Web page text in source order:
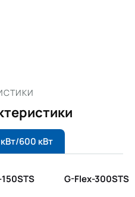
600 кВт
G-Flex-300STS